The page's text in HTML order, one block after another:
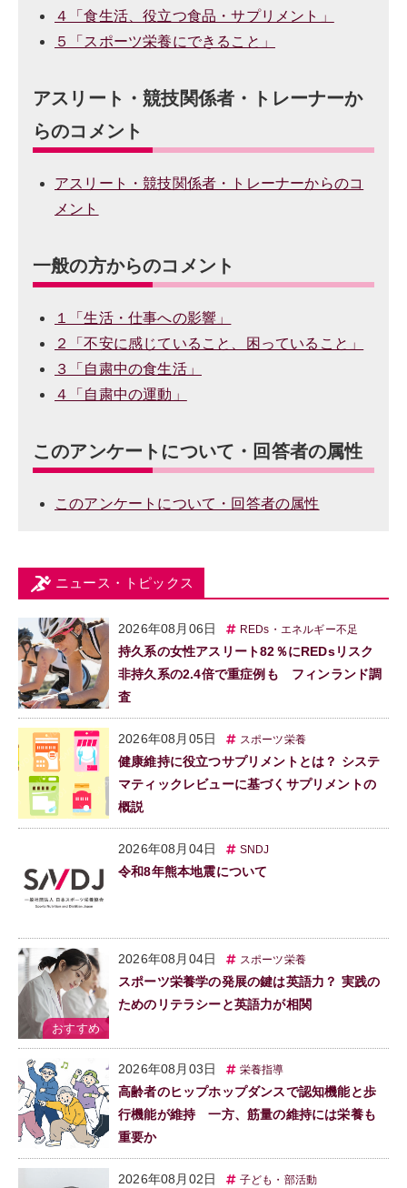
４「食生活、役立つ食品・サプリメント」
５「スポーツ栄養にできること」
アスリート・競技関係者・トレーナーか
らのコメント
アスリート・競技関係者・トレーナーからのコ
メント
一般の方からのコメント
１「生活・仕事への影響」
２「不安に感じていること、困っていること」
３「自粛中の食生活」
４「自粛中の運動」
このアンケートについて・回答者の属性
このアンケートについて・回答者の属性
ニュース・トピックス
2026年08月06日 REDs・エネルギー不足
持久系の女性アスリート82％にREDsリスク
非持久系の2.4倍で重症例も フィンランド調
査
2026年08月05日 スポーツ栄養
健康維持に役立つサプリメントとは？ システ
マティックレビューに基づくサプリメントの
概説
2026年08月04日 SNDJ
令和8年熊本地震について
2026年08月04日 スポーツ栄養
スポーツ栄養学の発展の鍵は英語力？ 実践の
ためのリテラシーと英語力が相関
2026年08月03日 栄養指導
高齢者のヒップホップダンスで認知機能と歩
行機能が維持 一方、筋量の維持には栄養も
重要か
2026年08月02日 子ども・部活動